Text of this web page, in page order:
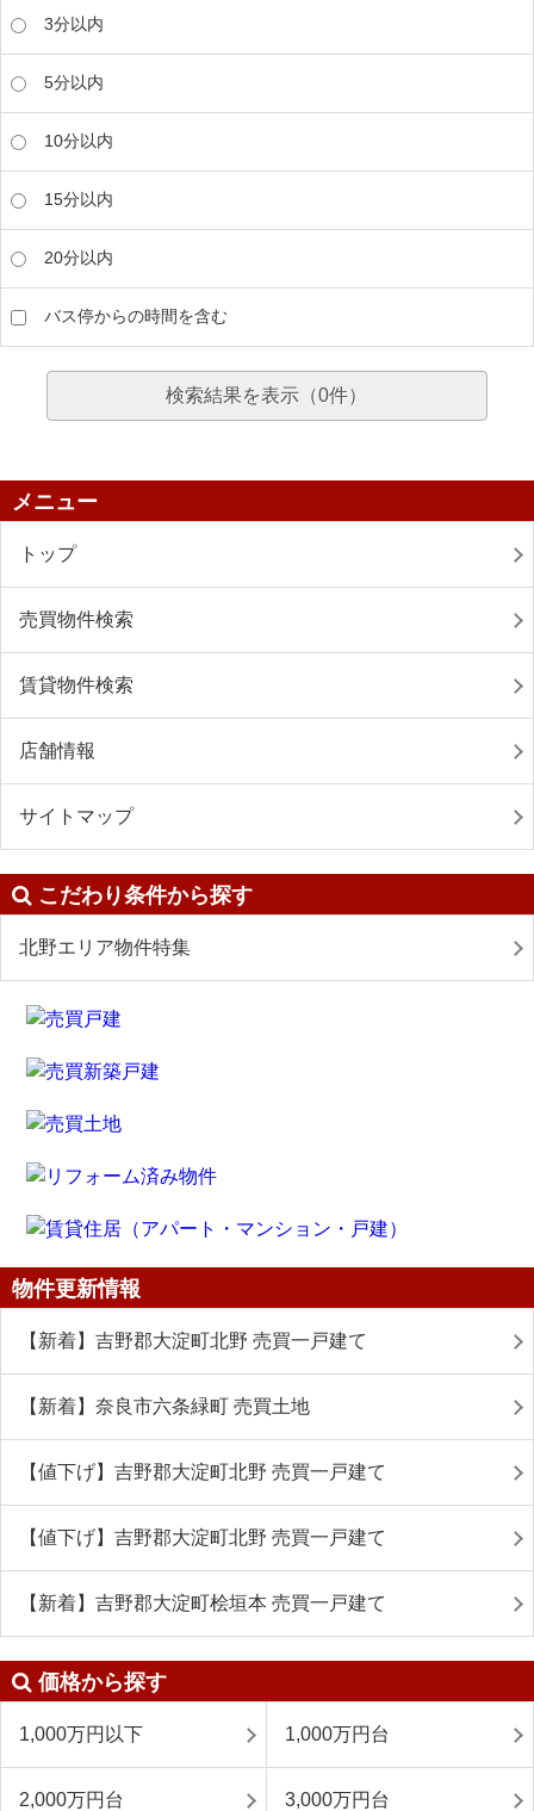
3分以内
5分以内
10分以内
15分以内
20分以内
バス停からの時間を含む
検索結果を表示（0件）
メニュー
トップ
売買物件検索
賃貸物件検索
店舗情報
サイトマップ
こだわり条件から探す
北野エリア物件特集
物件更新情報
【新着】吉野郡大淀町北野 売買一戸建て
【新着】奈良市六条緑町 売買土地
【値下げ】吉野郡大淀町北野 売買一戸建て
【値下げ】吉野郡大淀町北野 売買一戸建て
【新着】吉野郡大淀町桧垣本 売買一戸建て
価格から探す
1,000万円以下 1,000万円台
2,000万円台 3,000万円台